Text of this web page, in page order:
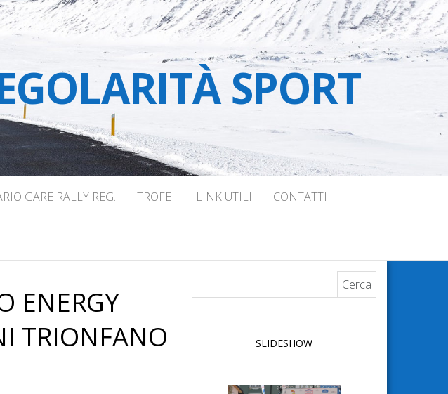
SPORT
GARE RALLY REG. TROFEI LINK UTILI CONTATTI
ENERGY
TRIONFANO
SLIDESHOW